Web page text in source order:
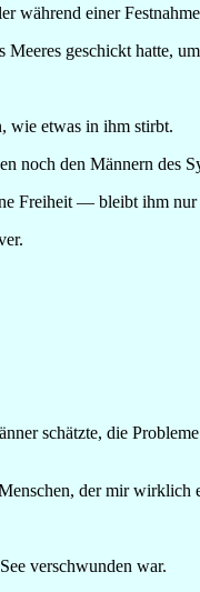
einer
geschickt hatte,
wie etwas in ihm stirbt.
noch den Männern
— bleibt ihm nur
schätzte, die
der mir wirklich
verschwunden war.